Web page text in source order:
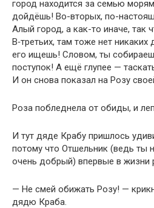
город находится за семью
дойдёшь! Во-вторых, по-
Алый город, а как-то иначе, так
В‑третьих, там тоже нет никаких
его ищешь! Словом, ты
поступок! А ещё глупее —
И он снова показал на Розу
Роза побледнела от обиды, и
И тут дяде Крабу пришлось
потому что Отшельник (ведь ты
очень добрый) впервые в жизни
— Не смей обижать Розу! —
дядю Краба.